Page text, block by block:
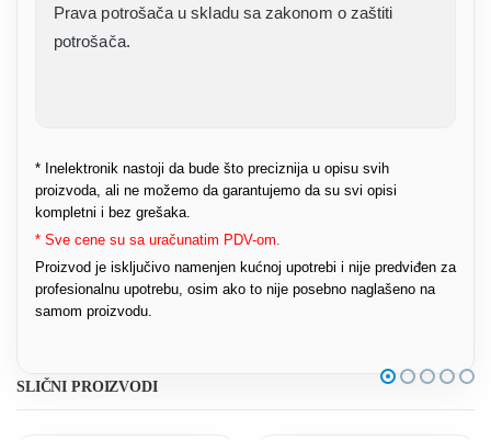
Prava potrošača u skladu sa zakonom o zaštiti
potrošača.
* Inelektronik nastoji da bude što preciznija u opisu svih
proizvoda, ali ne možemo da garantujemo da su svi opisi
kompletni i bez grešaka.
* Sve cene su sa uračunatim PDV-om.
Proizvod je isključivo namenjen kućnoj upotrebi i nije predviđen za
profesionalnu upotrebu, osim ako to nije posebno naglašeno na
samom proizvodu.
SLIČNI PROIZVODI